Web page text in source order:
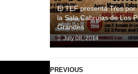
El TEF presenta Tres por
la Sala Cabrujas de Los
Grandes
July 08, 2014
PREVIOUS